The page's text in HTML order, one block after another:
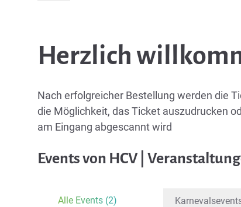
Herzlich
Nach erfolgreicher Bestellung werden die
die Möglichkeit, das Ticket auszudrucken
am Eingang abgescannt wird
Events von HCV |
Alle Events (2)